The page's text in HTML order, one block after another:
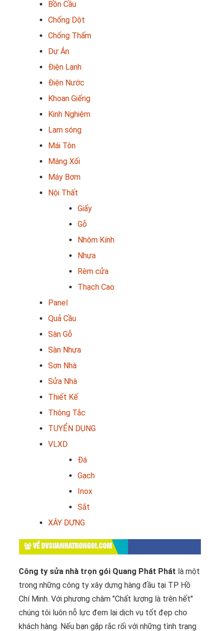
Bồn Cầu
Chống Dột
Chống Thấm
Dự Án
Điện Lạnh
Điện Nước
Khoan Giếng
Kinh Nghiệm
Lam sóng
Mái Tôn
Máng Xối
Máy Bơm
Nội Thất
Giấy
Gỗ
Nhôm Kính
Nhựa
Rèm cửa
Thạch Cao
Panel
Quả Cầu
Sàn Gỗ
Sàn Nhựa
Sơn Nhà
Sửa Nhà
Thiết Kế
Thông Tắc
TUYỂN DỤNG
VLXD
Đá
Gạch
Inox
Sắt
XÂY DỰNG
VỀ DVSUANHATRONGOI.COM
Công ty sửa nhà trọn gói Quang Phát Phát là một
trong những công ty xây dựng hàng đầu tại TP Hồ
Chí Minh. Với phương châm "Chất lượng là trên hết"
chúng tôi luôn nỗ lực đem lại dịch vụ tốt đẹp cho
khách hàng. Nếu bạn gặp rắc rối với những tình trạng